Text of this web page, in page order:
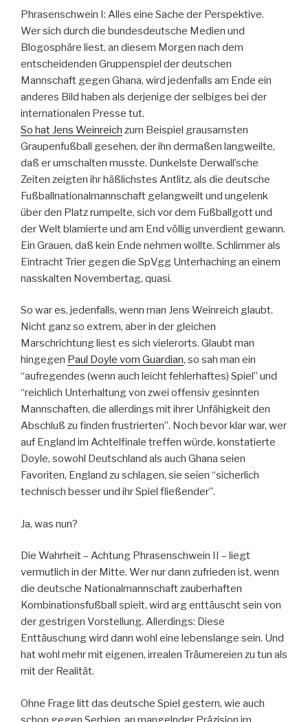
Phrasenschwein I: Alles eine Sache der Perspektive.
Wer sich durch die bundesdeutsche Medien und
Blogosphäre liest, an diesem Morgen nach dem
entscheidenden Gruppenspiel der deutschen
Mannschaft gegen Ghana, wird jedenfalls am Ende ein
anderes Bild haben als derjenige der selbiges bei der
internationalen Presse tut.
So hat Jens Weinreich zum Beispiel grausamsten
Graupenfußball gesehen, der ihn dermaßen langweilte,
daß er umschalten musste. Dunkelste Derwall’sche
Zeiten zeigten ihr häßlichstes Antlitz, als die deutsche
Fußballnationalmannschaft gelangweilt und ungelenk
über den Platz rumpelte, sich vor dem Fußballgott und
der Welt blamierte und am End völlig unverdient gewann.
Ein Grauen, daß kein Ende nehmen wollte. Schlimmer als
Eintracht Trier gegen die SpVgg Unterhaching an einem
nasskalten Novembertag, quasi.
So war es, jedenfalls, wenn man Jens Weinreich glaubt.
Nicht ganz so extrem, aber in der gleichen
Marschrichtung liest es sich vielerorts. Glaubt man
hingegen Paul Doyle vom Guardian, so sah man ein
“aufregendes (wenn auch leicht fehlerhaftes) Spiel” und
“reichlich Unterhaltung von zwei offensiv gesinnten
Mannschaften, die allerdings mit ihrer Unfähigkeit den
Abschluß zu finden frustrierten”. Noch bevor klar war, wer
auf England im Achtelfinale treffen würde, konstatierte
Doyle, sowohl Deutschland als auch Ghana seien
Favoriten, England zu schlagen, sie seien “sicherlich
technisch besser und ihr Spiel fließender”.
Ja, was nun?
Die Wahrheit – Achtung Phrasenschwein II – liegt
vermutlich in der Mitte. Wer nur dann zufrieden ist, wenn
die deutsche Nationalmannschaft zauberhaften
Kombinationsfußball spielt, wird arg enttäuscht sein von
der gestrigen Vorstellung. Allerdings: Diese
Enttäuschung wird dann wohl eine lebenslange sein. Und
hat wohl mehr mit eigenen, irrealen Träumereien zu tun als
mit der Realität.
Ohne Frage litt das deutsche Spiel gestern, wie auch